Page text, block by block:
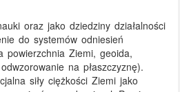
oraz jako dziedziny działalności
do systemów odniesień
powierzchnia Ziemi, geoida,
na płaszczyznę).
siły ciężkości Ziemi jako